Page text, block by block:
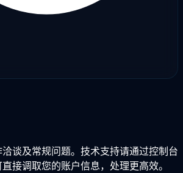
谈及常规问题。技术支持请通过控制台
接调取您的账户信息，处理更高效。